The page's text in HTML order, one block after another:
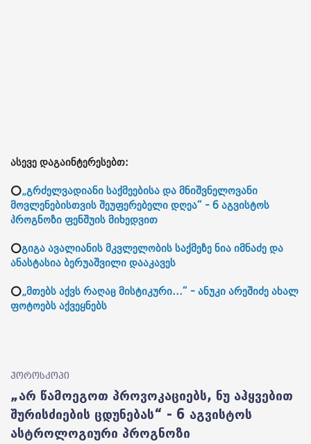
ასევე დაგაინტერესებთ:
⭕„გრძელვადიანი საქმეებისა და მნიშვნელოვანი
მოვლენებისთვის შეუფერებელი დღეა“ - 6 აგვისტოს
პროგნოზი ფენშუის მიხედვით
⭕გიგა ავალიანის მკვლელობის საქმეზე ნია იმნაძე და
ანასტასია ბერუაშვილი დააკავეს
⭕„მთებს აქვს რაღაც მისტიკური...“ - ანუკი არეშიძე ახალ
ფოტოებს აქვეყნებს
ჰოროსკოპი
„არ წამოეგოთ პროვოკაციებს, ნუ აჰყვებით
შურისძიების ცდუნებას“ - 6 აგვისტოს
ასტროლოგიური პროგნოზი